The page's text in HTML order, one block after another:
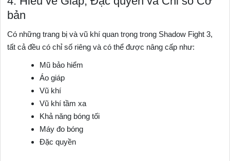
bản
Có những trang bị và vũ khí quan trọng trong Shadow Fight 3,
tất cả đều có chỉ số riêng và có thể được nâng cấp như:
Mũ bảo hiểm
Áo giáp
Vũ khí
Vũ khí tầm xa
Khả năng bóng tối
Máy đo bóng
Đặc quyền